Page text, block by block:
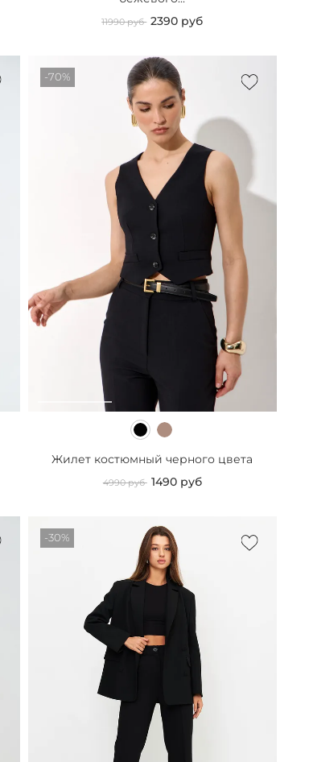
11990 руб 2390 руб
-70%
Жилет костюмный черного цвета
4990 руб 1490 руб
-30%